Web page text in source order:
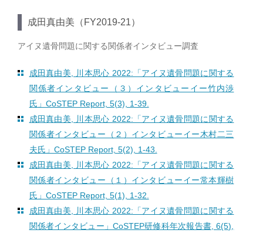
成田真由美（FY2019-21）
アイヌ遺骨問題に関する関係者インタビュー調査
成田真由美, 川本思心 2022:「アイヌ遺骨問題に関する
関係者インタビュー（３）インタビューイー竹内渉
氏」CoSTEP Report, 5(3), 1-39.
成田真由美, 川本思心 2022:「アイヌ遺骨問題に関する
関係者インタビュー（２）インタビューイー木村二三
夫氏」CoSTEP Report, 5(2), 1-43.
成田真由美, 川本思心 2022:「アイヌ遺骨問題に関する
関係者インタビュー（１）インタビューイー常本輝樹
氏」CoSTEP Report, 5(1), 1-32.
成田真由美, 川本思心 2022:「アイヌ遺骨問題に関する
関係者インタビュー」CoSTEP研修科年次報告書, 6(5),